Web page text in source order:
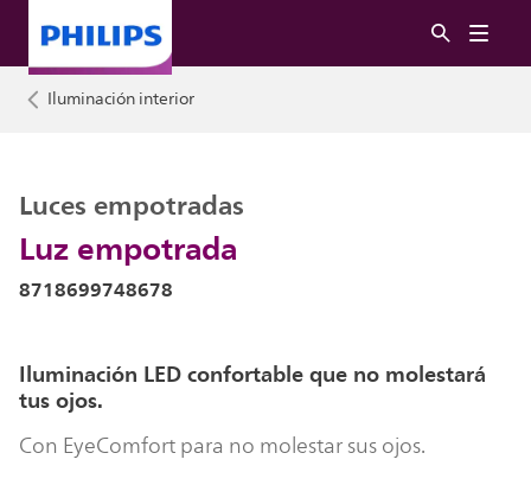
Iluminación interior
Luz empotrada
Luces empotradas
8718699748678
Iluminación LED confortable que no molestará
tus ojos.
Con EyeComfort para no molestar sus ojos.